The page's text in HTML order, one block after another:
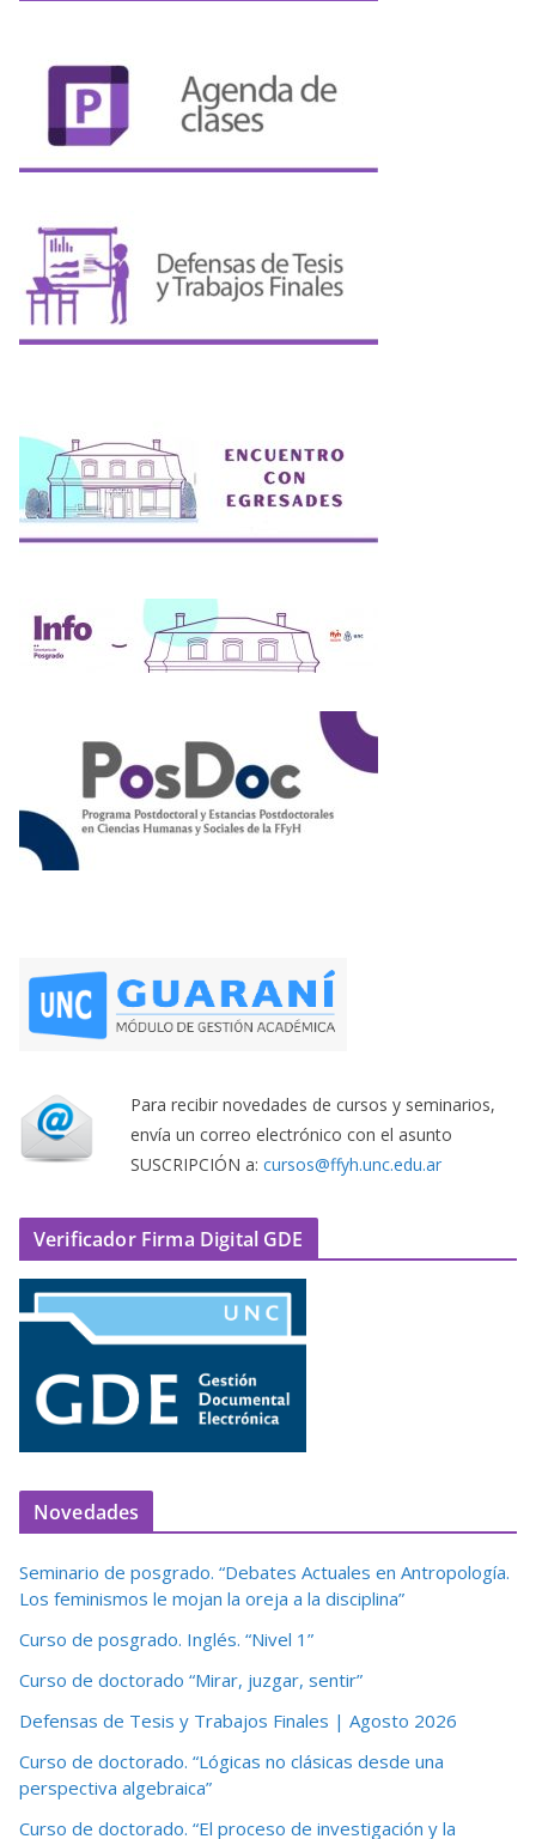
Para recibir novedades de cursos y seminarios,
envía un correo electrónico con el asunto
SUSCRIPCIÓN a: cursos@ffyh.unc.edu.ar
Verificador Firma Digital GDE
Novedades
Seminario de posgrado. “Debates Actuales en Antropología.
Los feminismos le mojan la oreja a la disciplina”
Curso de posgrado. Inglés. “Nivel 1”
Curso de doctorado “Mirar, juzgar, sentir”
Defensas de Tesis y Trabajos Finales | Agosto 2026
Curso de doctorado. “Lógicas no clásicas desde una
perspectiva algebraica”
Curso de doctorado. “El proceso de investigación y la